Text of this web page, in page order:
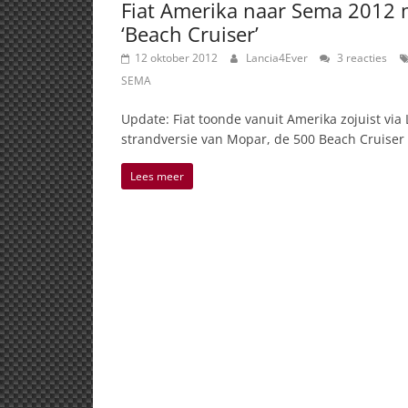
Fiat Amerika naar Sema 2012
‘Beach Cruiser’
12 oktober 2012 Lancia4Ever
3 reacties
SEMA
Update: Fiat toonde vanuit Amerika zojuist via
strandversie van Mopar, de 500 Beach
Lees meer